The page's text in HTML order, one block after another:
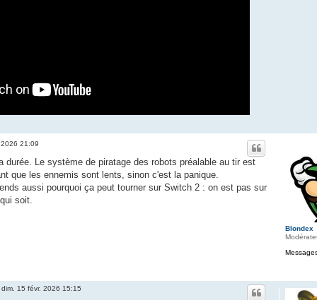
Blondex
21:09
durée. Le système de piratage des robots préalable au tir est
que les ennemis sont lents, sinon c'est la panique.
aussi pourquoi ça peut tourner sur Switch 2 : on est pas sur
soit.
dim. 15 févr. 2026 15:15